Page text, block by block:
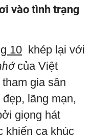
vào tình trạng
10 khép lại với
của Việt
gia sân
lãng mạn,
giọng hát
khiến ca khúc